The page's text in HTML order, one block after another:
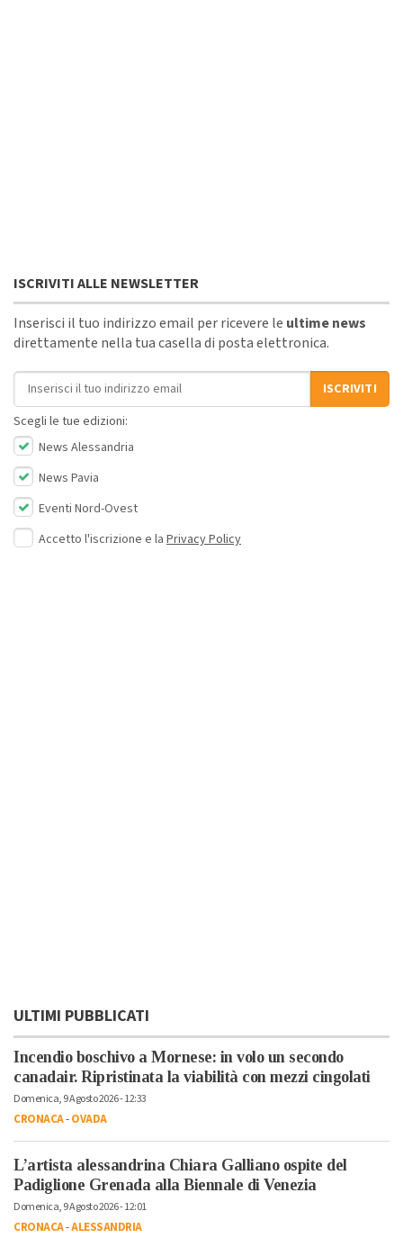
ISCRIVITI ALLE NEWSLETTER
Inserisci il tuo indirizzo email per ricevere le ultime news
direttamente nella tua casella di posta elettronica.
Indirizzo email
ISCRIVITI
Scegli le tue edizioni:
News Alessandria
News Pavia
Eventi Nord-Ovest
Accetto l'iscrizione e la Privacy Policy
ULTIMI PUBBLICATI
Incendio boschivo a Mornese: in volo un secondo
canadair. Ripristinata la viabilità con mezzi cingolati
Domenica, 9 Agosto 2026 - 12:33
CRONACA-OVADA
L’artista alessandrina Chiara Galliano ospite del
Padiglione Grenada alla Biennale di Venezia
Domenica, 9 Agosto 2026 - 12:01
CRONACA-ALESSANDRIA